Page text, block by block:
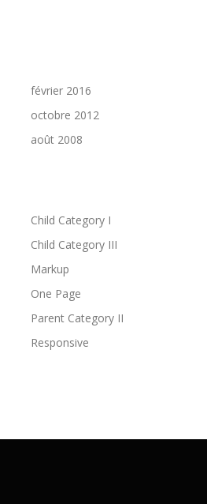
février 2016
octobre 2012
août 2008
Child Category I
Child Category III
Markup
One Page
Parent Category II
Responsive